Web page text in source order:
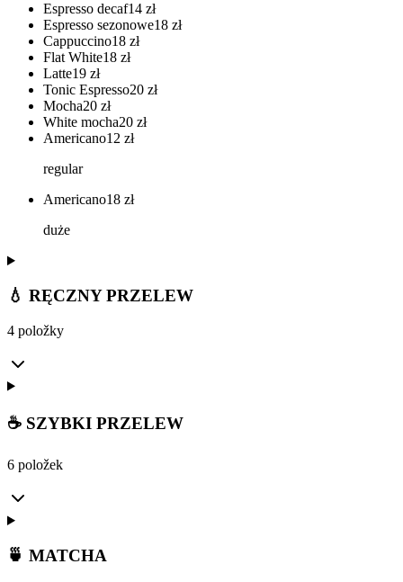
Espresso decaf14 zł
Espresso sezonowe18 zł
Cappuccino18 zł
Flat White18 zł
Latte19 zł
Tonic Espresso20 zł
Mocha20 zł
White mocha20 zł
Americano12 zł
regular
Americano18 zł
duże
💧 RĘCZNY PRZELEW
4 položky
☕ SZYBKI PRZELEW
6 položek
🍵 MATCHA